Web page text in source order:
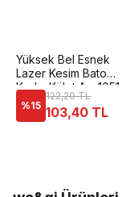
Yüksek Bel Esnek
Lazer Kesim Bato
Kadın Külot Anı 1051
%15
122,20 TL
103,40 TL